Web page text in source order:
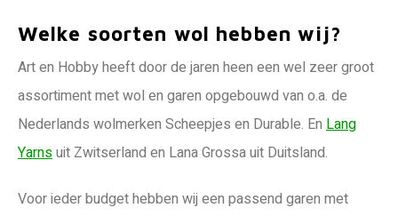
Welke soorten wol hebben wij?
Art en Hobby heeft door de jaren heen een wel zeer groot
assortiment met wol en garen opgebouwd van o.a. de
Nederlands wolmerken Scheepjes en Durable. En Lang
Yarnsuit Zwitserland en Lana Grossa uit Duitsland.
Voor ieder budget hebben wij een passend garen met